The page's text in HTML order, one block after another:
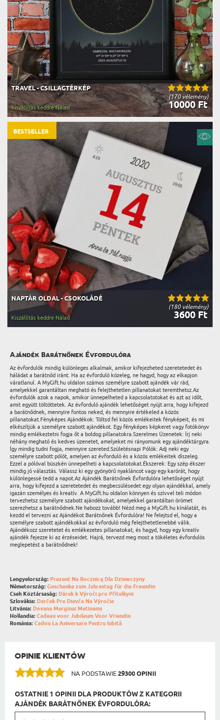
(170 vélemény)
TRAVEL - CSILLAGTÉRKÉP
10000 Ft
Kiszállítás keddre Nálad
(180 vélemény)
NAPTÁR OLDAL - CSOKOLÁDÉ
3600 Ft
Kiszállítás keddre Nálad
BESTSELLER
Ajándék Barátnőnek Évfordulóra
Az évfordulók mindig különleges alkalmak, amikor kifejezheted szeretetedet és
háládat a barátnőd iránt. Ha az évforduló közeleg, ne hagyd, hogy az elkapjon
váratlanul. A MyGift.hu oldalon számos személyre szabott ajándék vár rád,
amelyekkel garantáltan megható és felejthetetlen pillanatokat teremthetsz.Az
évfordulók azok a napok, amikor ünnepelheted a kapcsolatotokat és azt az időt,
amit együtt töltöttetek. Az évforduló ajándék lehetőséget nyújt arra, hogy kifejezd
a barátnődnek, mennyire fontos neked, és mennyire értékeled a közös
pillanatokat.Fényképes Ajándékok: Töltsd fel közös emlékeitek fényképeit, és mi
elkészítjük a személyre szabott ajándékot. Egy fényképes képkeret vagy fotókönyv
mindig emlékeztetni fogja őt a boldog pillanatokra.Szerelmes Üzenetek: Írj neki
néhány megható és kedves üzenetet, amelyeket mi rányomunk egy ajándéktárgyra.
Így mindig tudni fogja, mennyire szereted.Születésnapi Pólók: Adj neki egy
személyre szabott pólót, amelyen az évforduló és a közös emlékeitek díszeleg.
Ezzel a pólóval büszkén ünnepelheti a kapcsolatotokat.Ékszerek: Egy szép ékszer
mindig jó választás. Válassz ki egy gyönyörű nyakláncot vagy egy karórát, hogy
különlegessé tedd a napot.Az Ajándék Barátnőnek Évfordulóra lehetőséget nyújt
arra, hogy kifejezd a szeretetedet és megbecsülésedet egy olyan ajándékkal, amely
igazán személyes és kreatív. A MyGift.hu oldalon könnyen és szívvel teli módon
tervezhetsz személyre szabott ajándékokat, amelyekkel garantáltan örömet
szerezhetsz a barátnődnek.Ne habozz tovább! Nézd meg a MyGift.hu kínálatát, és
kezdd el tervezni az Ajándékot Barátnőnek Évfordulóra! Ne felejtsd el, hogy a
személyre szabott ajándékokkal az évforduló még felejthetetlenebbé válik.
Ajándékozz szeretetet és emlékezetes pillanatokat, és hagyd, hogy egy kreatív
ajándék fejezze ki az érzéseidet. Hajrá, tervezd meg most a tökéletes évfordulós
meglepetést a barátnődnek!
Lengyelország: Prezent Na Rocznicę Dla Dziewczyny
Németország: Geschenke zum Jahrestag für die Freundin
Cseh Köztársaság: Dárek k Výroči pro Přítelkyni
Szlovákia: Darček Pre Dievča Na Výročie
Litvánia: Dovana Merginai Metinėms
Hollandia: Cadeau voor Jubileum Voor Vriendin
Románia: Cadou La Aniversare Pentru Iubită
OPINIE KLIENTÓW
NA PODSTAWIE29300 OPINII
OSTATNIE 1 OPINII DLA PRODUKTÓW Z KATEGORII
AJÁNDÉK BARÁTNŐNEK ÉVFORDULÓRA: